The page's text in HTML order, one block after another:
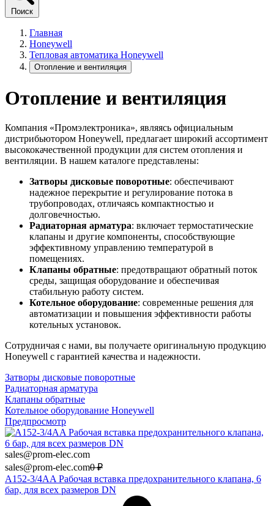
Поиск
Главная
Honeywell
Тепловая автоматика Honeywell
Отопление и вентиляция
Отопление и вентиляция
Компания «Промэлектроника», являясь официальным
дистрибьютором Honeywell, предлагает широкий ассортимент
высококачественной продукции для систем отопления и
вентиляции. В нашем каталоге представлены:
Затворы дисковые поворотные: обеспечивают
надежное перекрытие и регулирование потока в
трубопроводах, отличаясь компактностью и
долговечностью.
Радиаторная арматура: включает термостатические
клапаны и другие компоненты, способствующие
эффективному управлению температурой в
помещениях.
Клапаны обратные: предотвращают обратный поток
среды, защищая оборудование и обеспечивая
стабильную работу систем.
Котельное оборудование: современные решения для
автоматизации и повышения эффективности работы
котельных установок.
Сотрудничая с нами, вы получаете оригинальную продукцию
Honeywell с гарантией качества и надежности.
Затворы дисковые поворотные
Радиаторная арматура
Клапаны обратные
Котельное оборудование Honeywell
Предпросмотр
sales@prom-elec.com
sales@prom-elec.com0 ₽
A152-3/4AA Рабочая вставка предохранительного клапана, 6
бар, для всех размеров DN